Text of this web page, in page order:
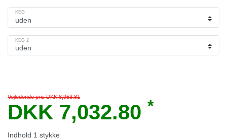
KEG
KEG 2
Vejledende pris DKK 8,953.81
DKK 7,032.80 *
Indhold 1 stykke